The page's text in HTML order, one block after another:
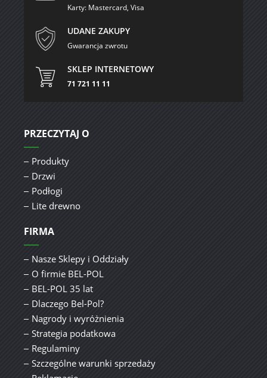
Karty: Mastercard, Visa
UDANE ZAKUPY
Gwarancja zwrotu
SKLEP INTERNETOWY
71 721 11 11
PRZECZYTAJ O
Produkty
Drzwi
Podłogi
Lite drewno
FIRMA
Nasze Sklepy i Oddziały
O firmie BEL-POL
BEL-POL 35 lat
Dlaczego Bel-Pol?
Nagrody i wyróżnienia
Strategia podatkowa
Regulaminy
Szczególne warunki sprzedaży